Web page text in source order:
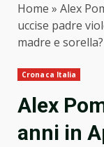
Home » Alex
uccise padre
madre e sorella?
Cronaca Italia
Alex
anni in